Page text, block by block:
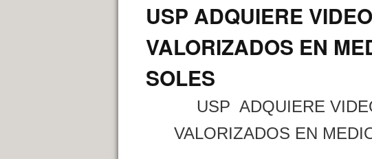
USP ADQUIERE
VALORIZADOS EN
SOLES
USP ADQUIERE
VALORIZADOS EN